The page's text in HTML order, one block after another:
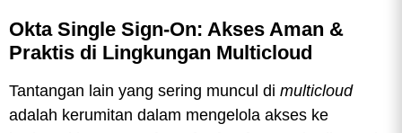
Okta Single Sign-On: Akses Aman &
Praktis di Lingkungan Multicloud
Tantangan lain yang sering muncul di multicloud
adalah kerumitan dalam mengelola akses ke